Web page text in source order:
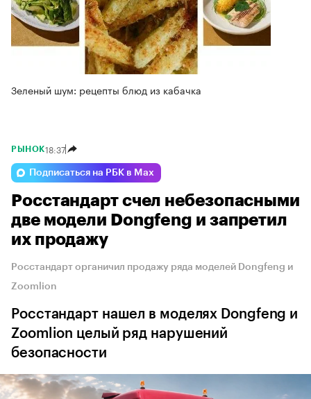
Зеленый шум: рецепты блюд из кабачка
РЫНОК18:37
Подписаться на РБК в Max
Росстандарт счел небезопасными
две модели Dongfeng и запретил
их продажу
Росстандарт органичил продажу ряда моделей Dongfeng и
Zoomlion
Росстандарт нашел в моделях Dongfeng и
Zoomlion целый ряд нарушений
безопасности